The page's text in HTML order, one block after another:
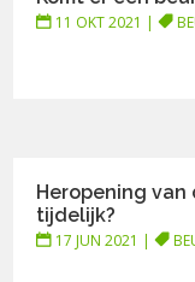
11 OKT 2021 |
Heropening van
tijdelijk?
17 JUN 2021 |